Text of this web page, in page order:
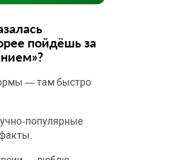
пойдёшь за
— там быстро